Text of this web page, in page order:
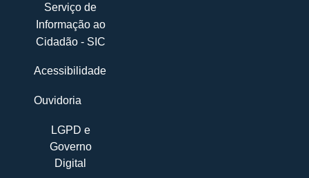
Serviço de
Informação ao
Cidadão - SIC
Acessibilidade
Ouvidoria
LGPD e
Governo
Digital